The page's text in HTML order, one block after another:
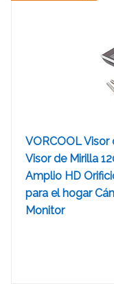
VORCOOL Visor
Visor de Mirilla
Amplio HD
para el hogar
Monitor